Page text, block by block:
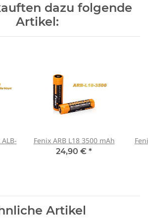
dazu folgende
Artikel:
Fenix ARB L18 3500 mAh
24,90 € *
Artikel